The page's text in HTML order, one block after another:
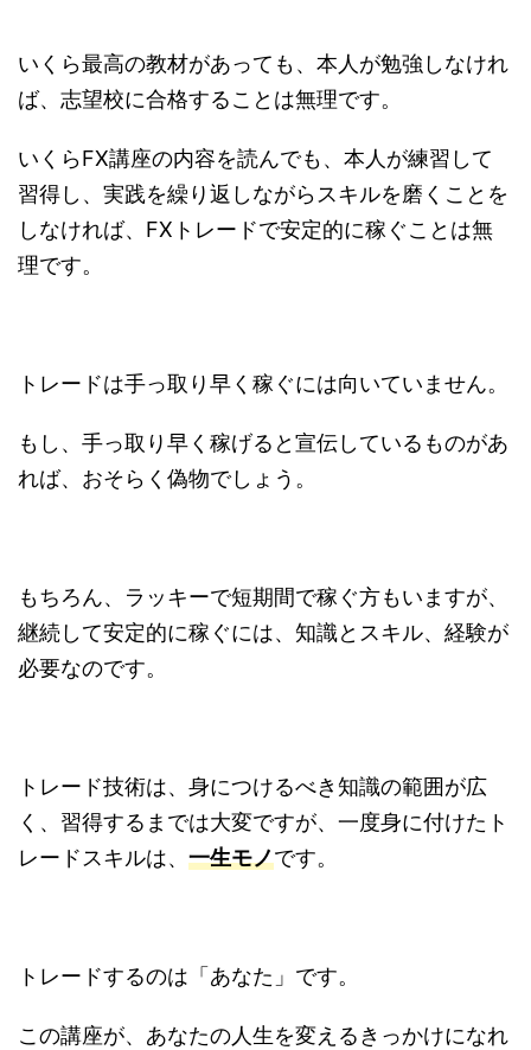
いくら最高の教材があっても、本人が勉強しなけれ
ば、志望校に合格することは無理です。
いくらFX講座の内容を読んでも、本人が練習して
習得し、実践を繰り返しながらスキルを磨くことを
しなければ、FXトレードで安定的に稼ぐことは無
理です。
トレードは手っ取り早く稼ぐには向いていません。
もし、手っ取り早く稼げると宣伝しているものがあ
れば、おそらく偽物でしょう。
もちろん、ラッキーで短期間で稼ぐ方もいますが、
継続して安定的に稼ぐには、知識とスキル、経験が
必要なのです。
トレード技術は、身につけるべき知識の範囲が広
く、習得するまでは大変ですが、一度身に付けたト
レードスキルは、 一生モノです。
トレードするのは「あなた」です。
この講座が、あなたの人生を変えるきっかけになれ